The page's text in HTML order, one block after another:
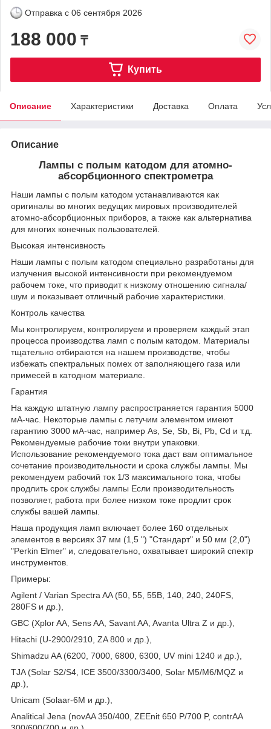
Отправка с 06 сентября 2026
188 000 ₸
Купить
Описание Характеристики Доставка Оплата
Описание
Лампы с полым катодом для атомно-
абсорбционного спектрометра
Наши лампы с полым катодом устанавливаются как
оригиналы во многих ведущих мировых производителей
атомно-абсорбционных приборов, а также как альтернатива
для многих конечных пользователей.
Высокая интенсивность
Наши лампы с полым катодом специально разработаны для
излучения высокой интенсивности при рекомендуемом
рабочем токе, что приводит к низкому отношению сигнала/
шум и показывает отличный рабочие характеристики.
Контроль качества
Мы контролируем, контролируем и проверяем каждый этап
процесса производства ламп с полым катодом. Материалы
тщательно отбираются на нашем производстве, чтобы
избежать спектральных помех от заполняющего газа или
примесей в катодном материале.
Гарантия
На каждую штатную лампу распространяется гарантия 5000
мА-час. Некоторые лампы с летучим элементом имеют
гарантию 3000 мА-час, например As, Se, Sb, Bi, Pb, Cd и т.д.
Рекомендуемые рабочие токи внутри упаковки.
Использование рекомендуемого тока даст вам оптимальное
сочетание производительности и срока службы лампы. Мы
рекомендуем рабочий ток 1/3 максимального тока, чтобы
продлить срок службы лампы Если производительность
позволяет, работа при более низком токе продлит срок
службы вашей лампы.
Наша продукция ламп включает более 160 отдельных
элементов в версиях 37 мм (1,5 ") "Стандарт" и 50 мм (2,0")
"Perkin Elmer" и, следовательно, охватывает широкий спектр
инструментов.
Примеры:
Agilent / Varian Spectra AA (50, 55, 55B, 140, 240, 240FS,
280FS и др.),
GBC (Xplor AA, Sens AA, Savant AA, Avanta Ultra Z и др.),
Hitachi (U-2900/2910, ZA 800 и др.),
Shimadzu AA (6200, 7000, 6800, 6300, UV mini 1240 и др.),
TJA (Solar S2/S4, ICE 3500/3300/3400, Solar M5/M6/MQZ и
др.),
Unicam (Solaar-6М и др.),
Analitical Jena (novAA 350/400, ZEEnit 650 P/700 P, contrAA